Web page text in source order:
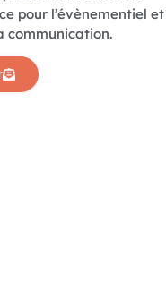
pour l’évènementiel et
communication.